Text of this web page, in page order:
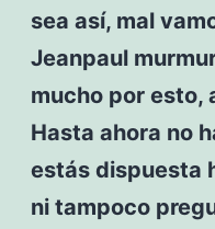
sea así, mal
Jeanpaul
mucho por esto,
Hasta ahora no
estás dispuesta
ni tampoco